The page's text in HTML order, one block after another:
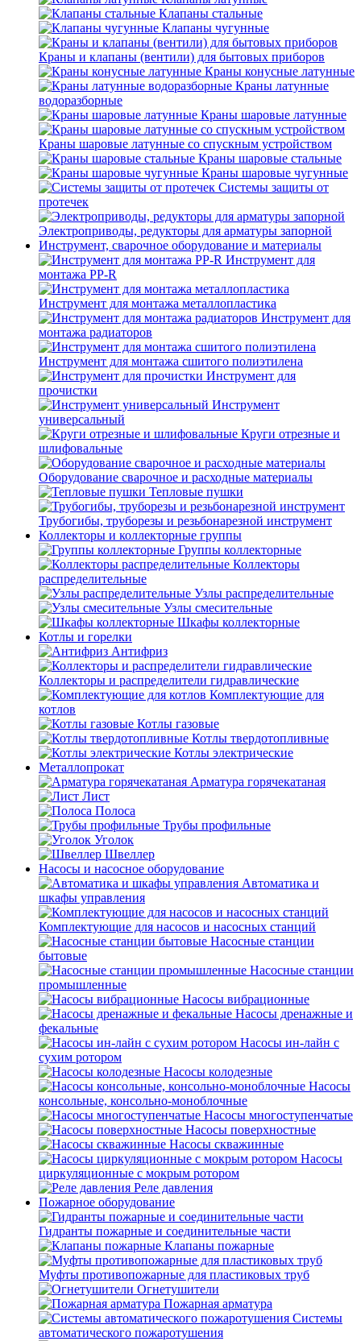
Клапаны стальные
Клапаны чугунные
Краны и клапаны (вентили) для бытовых приборов
Краны конусные латунные
Краны латунные
водоразборные
Краны шаровые латунные
Краны шаровые латунные со спускным устройством
Краны шаровые стальные
Краны шаровые чугунные
Системы защиты от
протечек
Электроприводы, редукторы для арматуры запорной
Инструмент, сварочное оборудование и материалы
Инструмент для
монтажа PP-R
Инструмент для монтажа металлопластика
Инструмент для
монтажа радиаторов
Инструмент для монтажа сшитого полиэтилена
Инструмент для
прочистки
Инструмент
универсальный
Круги отрезные и
шлифовальные
Оборудование сварочное и расходные материалы
Тепловые пушки
Трубогибы, труборезы и резьбонарезной инструмент
Коллекторы и коллекторные группы
Группы коллекторные
Коллекторы
распределительные
Узлы распределительные
Узлы смесительные
Шкафы коллекторные
Котлы и горелки
Антифриз
Коллекторы и распределители гидравлические
Комплектующие для
котлов
Котлы газовые
Котлы твердотопливные
Котлы электрические
Металлопрокат
Арматура горячекатаная
Лист
Полоса
Трубы профильные
Уголок
Швеллер
Насосы и насосное оборудование
Автоматика и
шкафы управления
Комплектующие для насосов и насосных станций
Насосные станции
бытовые
Насосные станции
промышленные
Насосы вибрационные
Насосы дренажные и
фекальные
Насосы ин-лайн с
сухим ротором
Насосы колодезные
Насосы
консольные, консольно-моноблочные
Насосы многоступенчатые
Насосы поверхностные
Насосы скважинные
Насосы
циркуляционные с мокрым ротором
Реле давления
Пожарное оборудование
Гидранты пожарные и соединительные части
Клапаны пожарные
Муфты противопожарные для пластиковых труб
Огнетушители
Пожарная арматура
Системы
автоматического пожаротушения